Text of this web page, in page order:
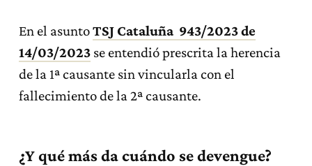
En el asuntoTSJ Cataluña 943/2023 de
14/03/2023 se entendió prescrita la herencia
de la 1ª causante sin vincularla con el
fallecimiento de la 2ª causante.
¿Y qué más da cuándo se devengue?